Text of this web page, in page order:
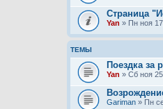
Страница
Yan » Пн ноя
ТЕМЫ
Поездка за
Yan » Сб ноя
Gariman » Пн